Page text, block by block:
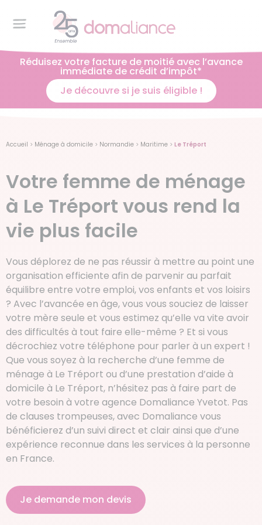
Réduisez votre facture de moitié avec l’avance
immédiate de crédit d’impôt*
Je découvre si je suis éligible !
Accueil > Ménage à domicile > Normandie > Maritime > Le Tréport
Votre femme de ménage
à Le Tréport vous rend la
vie plus facile
Vous déplorez de ne pas réussir à mettre au point une
organisation efficiente afin de parvenir au parfait
équilibre entre votre emploi, vos enfants et vos loisirs
? Avec l’avancée en âge, vous vous souciez de laisser
votre mère seule et vous estimez qu’elle va vite avoir
des difficultés à tout faire elle-même ? Et si vous
décrochiez votre téléphone pour parler à un expert !
Que vous soyez à la recherche d’une femme de
ménage à Le Tréport ou d’une prestation d’aide à
domicile à Le Tréport, n’hésitez pas à faire part de
votre besoin à votre agence Domaliance Yvetot. Pas
de clauses trompeuses, avec Domaliance vous
bénéficierez d’un suivi direct et clair ainsi que d’une
expérience reconnue dans les services à la personne
en France.
Je demande mon devis